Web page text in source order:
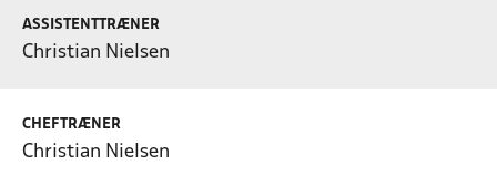
ASSISTENTTRÆNER
Christian Nielsen
CHEFTRÆNER
Christian Nielsen